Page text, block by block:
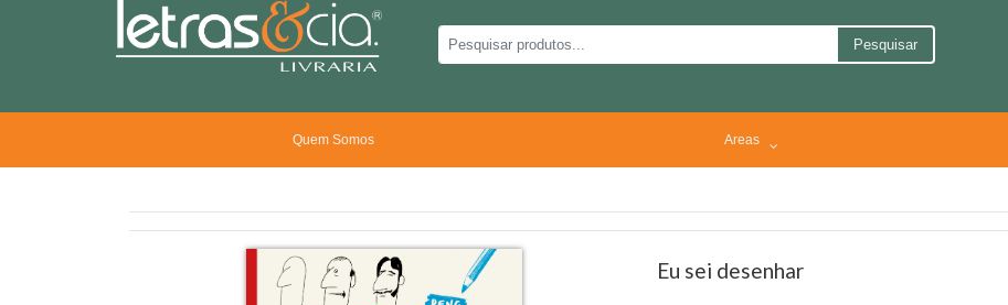
Pesquisar
Quem Somos Areas
Eu sei desenhar